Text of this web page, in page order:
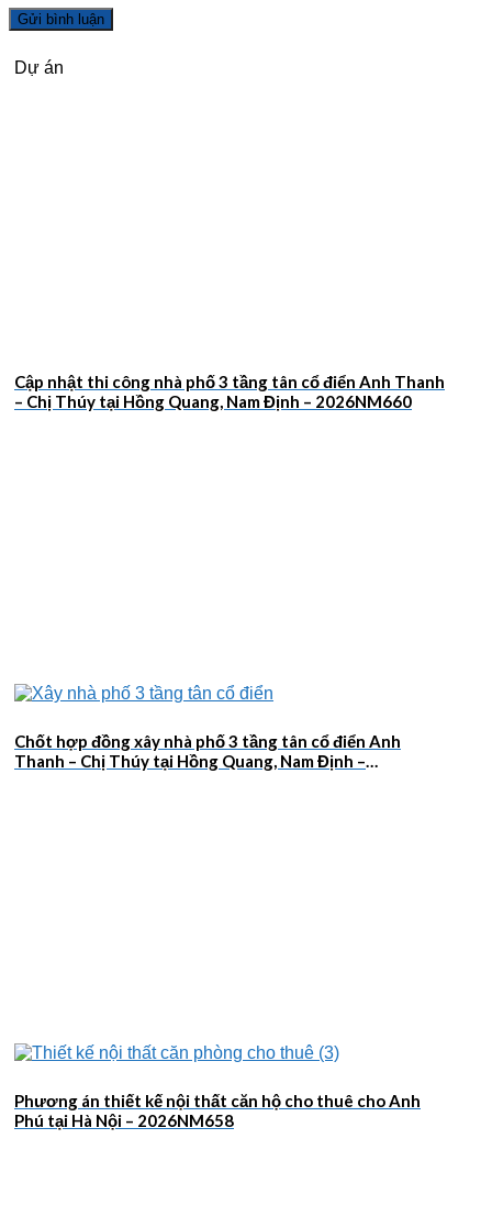
Dự án
Cập nhật thi công nhà phố 3 tầng tân cổ điển Anh Thanh
– Chị Thúy tại Hồng Quang, Nam Định – 2026NM660
Chốt hợp đồng xây nhà phố 3 tầng tân cổ điển Anh
Thanh – Chị Thúy tại Hồng Quang, Nam Định –
Phương án thiết kế nội thất căn hộ cho thuê cho Anh
Phú tại Hà Nội – 2026NM658